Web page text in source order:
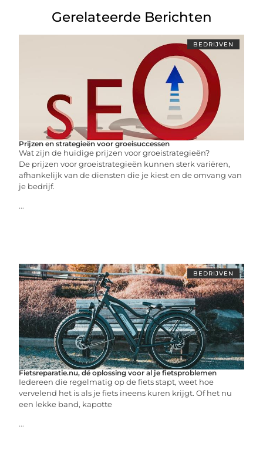
Gerelateerde Berichten
BEDRIJVEN
Prijzen en strategieën voor groeisuccessen
Wat zijn de huidige prijzen voor groeistrategieën?
De prijzen voor groeistrategieën kunnen sterk variëren,
afhankelijk van de diensten die je kiest en de omvang van
je bedrijf.
...
BEDRIJVEN
Fietsreparatie.nu, dé oplossing voor al je fietsproblemen
Iedereen die regelmatig op de fiets stapt, weet hoe
vervelend het is als je fiets ineens kuren krijgt. Of het nu
een lekke band, kapotte
...